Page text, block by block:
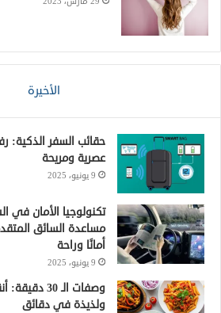
الأخيرة
حقائب السفر الذكية:
عصرية ومريحة
9 يونيو، 2025
تكنولوجيا الأمان في
أمانًا وراحة
9 يونيو، 2025
وصفات الـ
ولذيذة في دقائق